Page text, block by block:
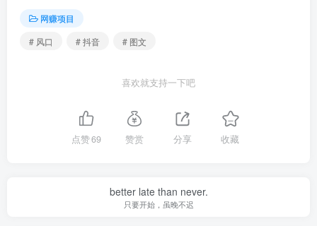
网赚项目
# 风口
# 抖音 # 图文
喜欢就支持一下吧
点赞69 赞赏 分享 收藏
better late than never.
只要开始，虽晚不迟